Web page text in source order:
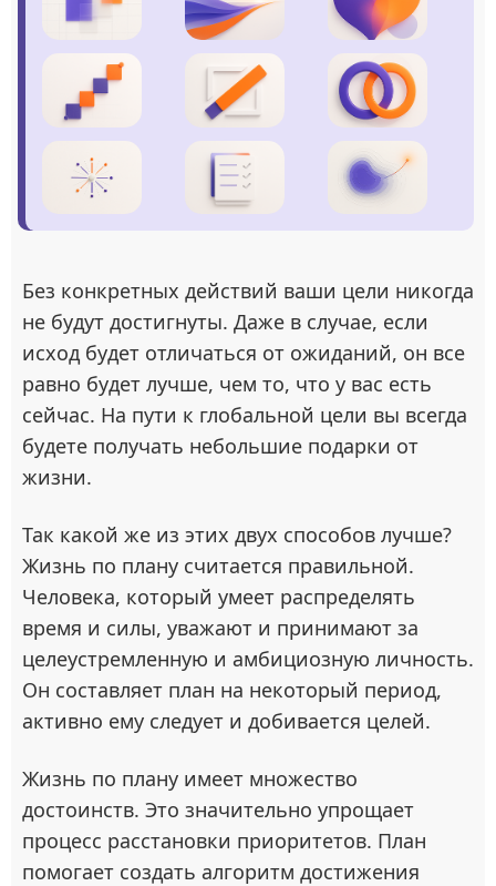
Без конкретных действий ваши цели никогда
не будут достигнуты. Даже в случае, если
исход будет отличаться от ожиданий, он все
равно будет лучше, чем то, что у вас есть
сейчас. На пути к глобальной цели вы всегда
будете получать небольшие подарки от
жизни.
Так какой же из этих двух способов лучше?
Жизнь по плану считается правильной.
Человека, который умеет распределять
время и силы, уважают и принимают за
целеустремленную и амбициозную личность.
Он составляет план на некоторый период,
активно ему следует и добивается целей.
Жизнь по плану имеет множество
достоинств. Это значительно упрощает
процесс расстановки приоритетов. План
помогает создать алгоритм достижения